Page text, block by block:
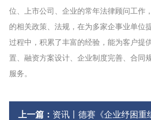
位、上市公司、企业的常年法律顾问工作
的相关政策、法规，在为多家企事业单位
过程中，积累了丰富的经验，能为客户提
置、融资方案设计、企业制度完善、合同
服务。
上一篇： 资讯丨德赛《企业纾困